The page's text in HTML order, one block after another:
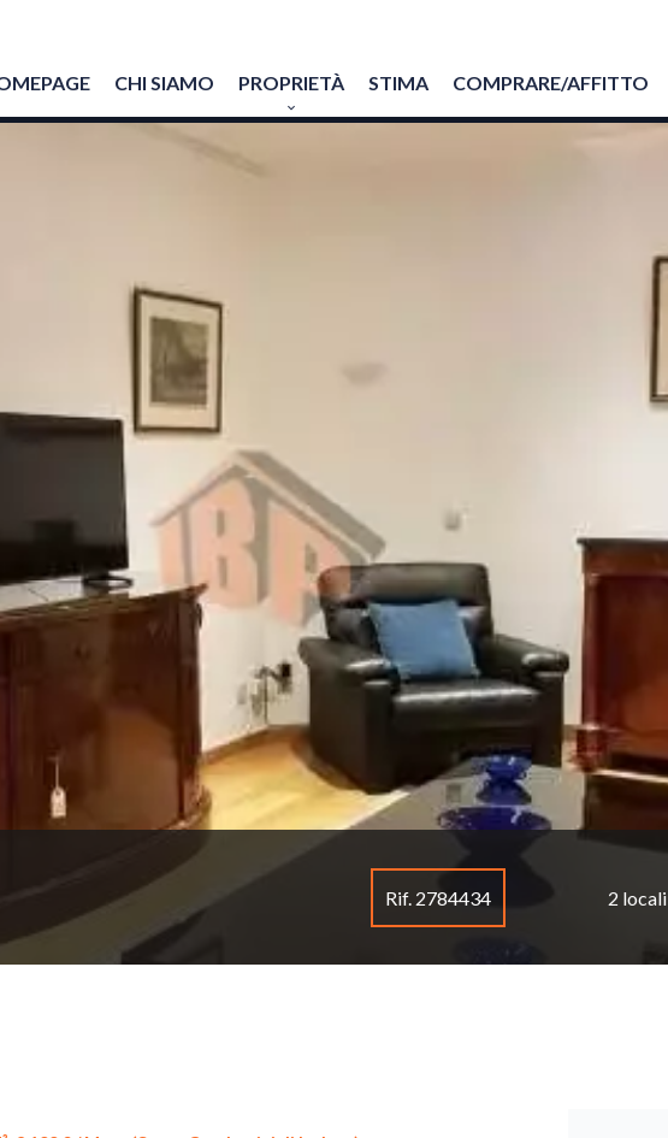
CHI SIAMO PROPRIETÀ STIMA COMPRARE/AFFITTO
Rif. 2784434 2 locali